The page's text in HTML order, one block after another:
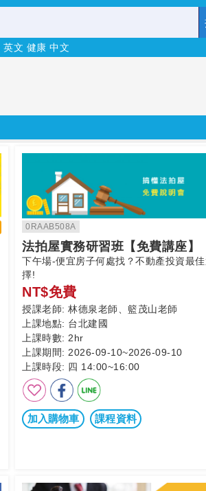
英文 健康 中文
0RAAB508A
法拍屋實務研習班【免費講座】
下午場-便宜房子何處找？不動產投資最
擇!
NT$免費
授課老師: 林德泉老師、籃茂山老師
上課地點: 台北建國
上課時數: 2hr
上課期間: 2026-09-10~2026-09-10
上課時段: 四 14:00~16:00
加入購物車 課程資料